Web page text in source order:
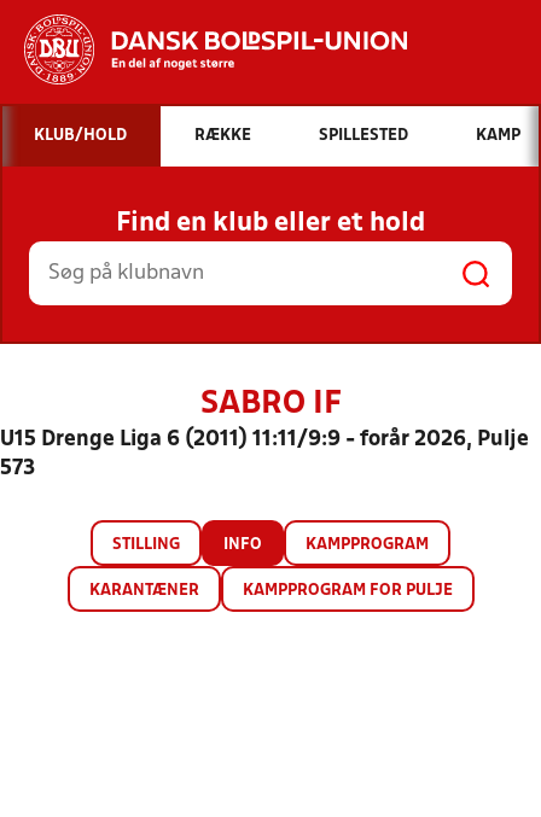
Hvad vil du søge efter?
INDHOLD OG NYHEDER
STILLINGER, RESULTATER, KLUBBER OG
HOLD
KLUB/HOLD RÆKKE SPILLESTED KAMP
Find en klub eller et hold
SABRO IF
U15 Drenge Liga 6 (2011) 11:11/9:9 - forår 2026, Pulje
573
STILLING INFO KAMPPROGRAM
KARANTÆNER KAMPPROGRAM FOR PULJE